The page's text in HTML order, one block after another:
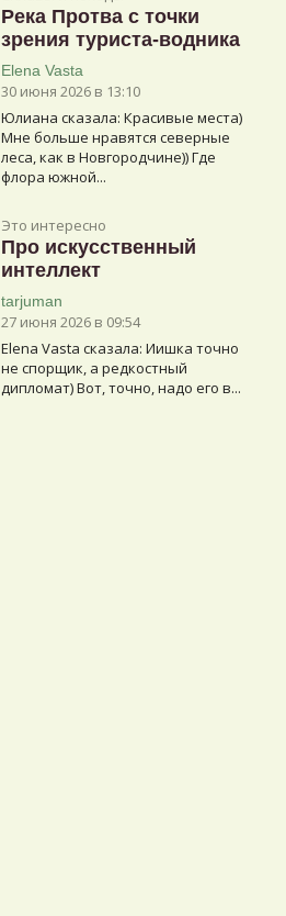
Река Протва с точки
зрения туриста-водника
Elena Vasta
30 июня 2026 в 13:10
Юлиана сказалa: Красивые места)
Мне больше нравятся северные
леса, как в Новгородчине)) Где
флора южной...
Это интересно
Про искусственный
интеллект
tarjuman
27 июня 2026 в 09:54
Elena Vasta сказалa: Иишка точно
не спорщик, а редкостный
дипломат) Вот, точно, надо его в...